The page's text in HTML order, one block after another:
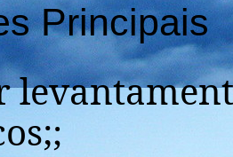
Principais
;